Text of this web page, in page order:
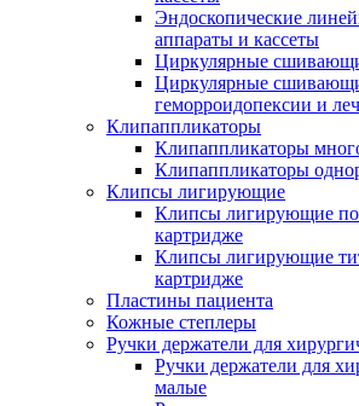
Эндоскопические
аппараты и кассеты
Циркулярные
Циркулярные
геморроидопексии и
Клипаппликаторы
Клипаппликаторы
Клипаппликаторы
Клипсы лигирующие
Клипсы лигирующие
картридже
Клипсы лигирующие
картридже
Пластины пациента
Кожные степлеры
Ручки держатели для
Ручки держатели для
малые